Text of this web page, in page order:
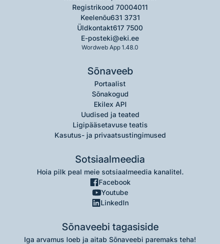
Registrikood 70004011
Keelenõu631 3731
Üldkontakt617 7500
E-posteki@eki.ee
Wordweb App 1.48.0
Sõnaveeb
Portaalist
Sõnakogud
Ekilex API
Uudised ja teated
Ligipääsetavuse teatis
Kasutus- ja privaatsustingimused
Sotsiaalmeedia
Hoia pilk peal meie sotsiaalmeedia kanalitel.
Facebook
Youtube
LinkedIn
Sõnaveebi tagasiside
Iga arvamus loeb ja aitab Sõnaveebi paremaks teha!